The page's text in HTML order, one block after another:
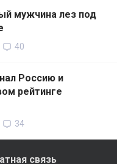
мужчина лез под
40
Россию и
рейтинге
34
связь